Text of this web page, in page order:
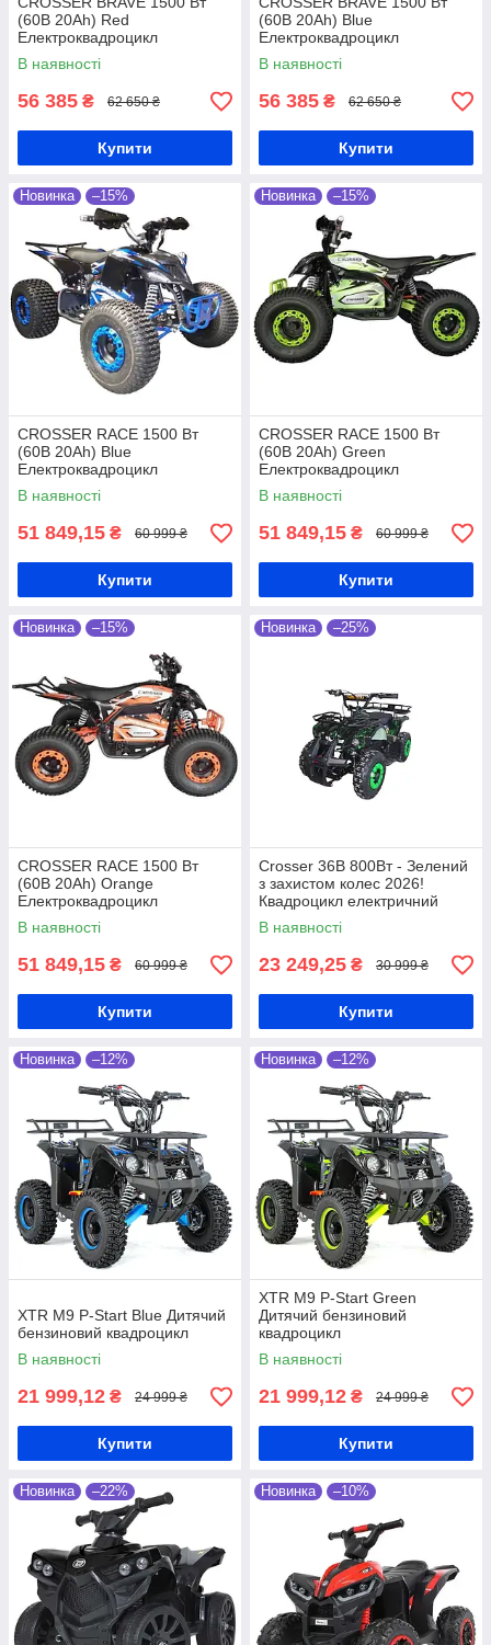
(60В 20Ah) Red
Електроквадроцикл
В наявності
56 385 ₴ 62 650 ₴
Купити
(60В 20Ah) Blue
Електроквадроцикл
В наявності
56 385 ₴ 62 650 ₴
Купити
Новинка –15%
CROSSER RACE 1500 Вт
(60В 20Ah) Blue
Електроквадроцикл
В наявності
51 849,15 ₴ 60 999 ₴
Купити
Новинка –15%
CROSSER RACE 1500 Вт
(60В 20Ah) Green
Електроквадроцикл
В наявності
51 849,15 ₴ 60 999 ₴
Купити
Новинка –15%
CROSSER RACE 1500 Вт
(60В 20Ah) Orange
Електроквадроцикл
В наявності
51 849,15 ₴ 60 999 ₴
Купити
Новинка –25%
Crosser 36В 800Вт - Зелений
з захистом колес 2026!
Квадроцикл електричний
дитячий
В наявності
23 249,25 ₴ 30 999 ₴
Купити
Новинка –12%
XTR M9 P-Start Blue Дитячий
бензиновий квадроцикл
В наявності
21 999,12 ₴ 24 999 ₴
Купити
Новинка –12%
XTR M9 P-Start Green
Дитячий бензиновий
квадроцикл
В наявності
21 999,12 ₴ 24 999 ₴
Купити
Новинка –22% Новинка –10%